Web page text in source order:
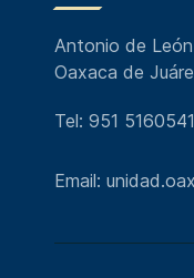
Antonio de
Oaxaca de
Tel: 951
Email: